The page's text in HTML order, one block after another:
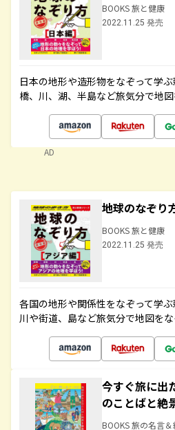
BOOKS 旅と健康
2022.11.25 発売
日本の地形や造形物をなぞって学
橋、川、湖、半島など旅気分で地
AD
地球のなぞ
BOOKS 旅と健康
2022.11.25 発売
各国の地形や関係性をなぞって学ぶ
川や街道、島など旅気分で地図を
今すぐ旅に出
のことばと絶
BOOKS 旅の名言＆